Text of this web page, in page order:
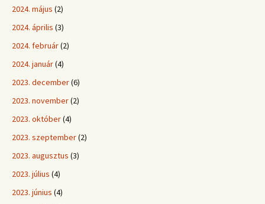
2024. május (2)
2024. április (3)
2024. február(2)
2024. január(4)
2023. december(6)
2023. november(2)
2023. október(4)
2023. szeptember(2)
2023. augusztus (3)
2023. július (4)
2023. június (4)